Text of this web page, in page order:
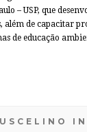
– USP, que
de capacitar
de educação